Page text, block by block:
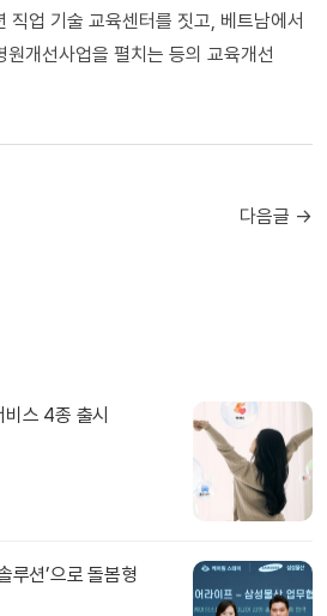
직업 기술 교육센터를 짓고, 베트남에서
개선사업을 펼치는 등의 교육개선
다음글 →
비스 4종 출시
루션’으로 돌봄형